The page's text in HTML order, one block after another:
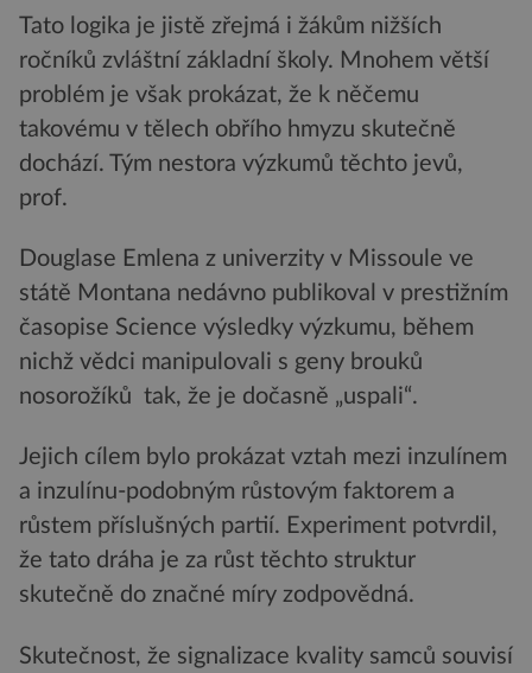
Tato logika je jistě zřejmá i žákům nižších
ročníků zvláštní základní školy. Mnohem větší
problém je však prokázat, že k něčemu
takovému v tělech obřího hmyzu skutečně
dochází. Tým nestora výzkumů těchto jevů,
prof.
Douglase Emlena z univerzity v Missoule ve
státě Montana nedávno publikoval v prestižním
časopise Science výsledky výzkumu, během
nichž vědci manipulovali s geny brouků
nosorožíků tak, že je dočasně „uspali“.
Jejich cílem bylo prokázat vztah mezi inzulínem
a inzulínu-podobným růstovým faktorem a
růstem příslušných partií. Experiment potvrdil,
že tato dráha je za růst těchto struktur
skutečně do značné míry zodpovědná.
Skutečnost, že signalizace kvality samců souvisí